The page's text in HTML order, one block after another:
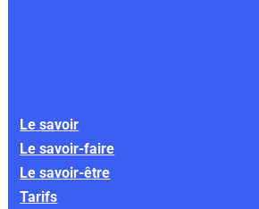
Le savoir
Le savoir-faire
Le savoir-être
Tarifs